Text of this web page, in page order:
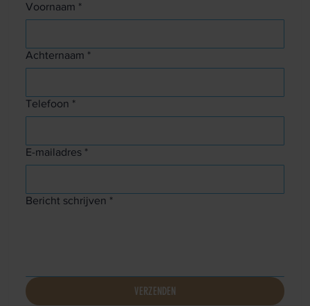
Voornaam *
Achternaam *
Telefoon *
E-mailadres *
Bericht schrijven *
VERZENDEN